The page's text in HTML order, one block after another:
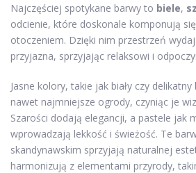
Najczęściej spotykane barwy to biele,
odcienie, które doskonale komponują
otoczeniem. Dzięki nim przestrzeń
przyjazna, sprzyjając relaksowi i
Jasne kolory, takie jak biały czy
nawet najmniejsze ogrody, czyniąc je
Szarości dodają elegancji, a pastele jak
wprowadzają lekkość i świeżość. Te
skandynawskim sprzyjają naturalnej
harmonizują z elementami przyrody,